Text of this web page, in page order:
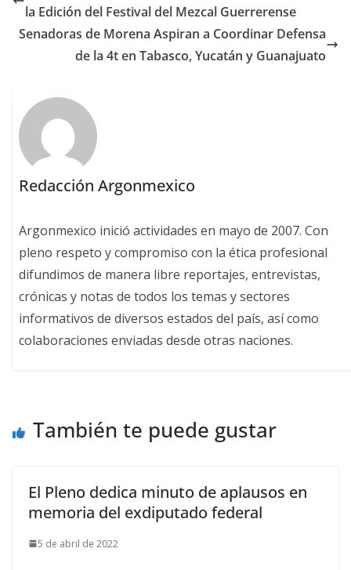
la Edición del Festival del Mezcal Guerrerense
Senadoras de Morena Aspiran a Coordinar Defensa
de la 4t en Tabasco, Yucatán y Guanajuato
Redacción Argonmexico
Argonmexico inició actividades en mayo de 2007. Con
pleno respeto y compromiso con la ética profesional
difundimos de manera libre reportajes, entrevistas,
crónicas y notas de todos los temas y sectores
informativos de diversos estados del país, así como
colaboraciones enviadas desde otras naciones.
También te puede gustar
El Pleno dedica minuto de aplausos en
memoria del exdiputado federal
5 de abril de 2022